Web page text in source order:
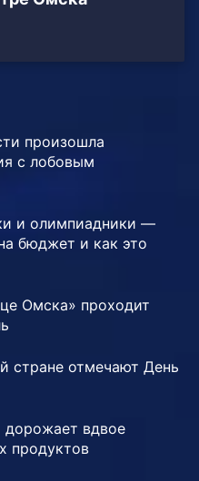
произошла
с лобовым
и олимпиадники —
бюджет и как это
Омска» проходит
стране отмечают День
дорожает вдвое
продуктов